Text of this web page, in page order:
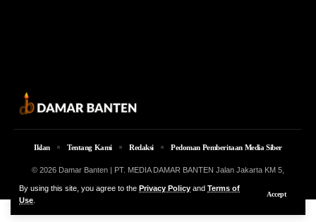
By using this site, you agree to the Privacy Policy and Terms of
Use
Accept
© 2026 Damar Banten | PT. MEDIA DAMAR BANTEN Jalan Jakarta KM 5,
Iklan Tentang Kami Redaksi Pedoman Pemberitaan Media Siber